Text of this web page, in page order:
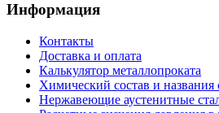
Информация
Контакты
Доставка и оплата
Калькулятор металлопроката
Химический состав и названия
Нержавеющие аустенитные